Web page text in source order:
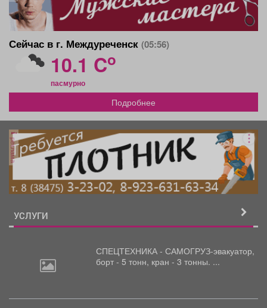
Сейчас в г. Междуреченск (05:56)
10.1 Co
пасмурно
Подробнее
реклама
УСЛУГИ
СПЕЦТЕХНИКА - САМОГРУЗ-эвакуатор,
борт - 5 тонн, кран - 3 тонны. ...